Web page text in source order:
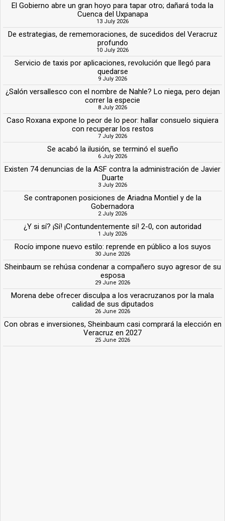
El Gobierno abre un gran hoyo para tapar otro; dañará toda la
Cuenca del Uxpanapa
13 July 2026
De estrategias, de rememoraciones, de sucedidos del Veracruz
profundo
10 July 2026
Servicio de taxis por aplicaciones, revolución que llegó para
quedarse
9 July 2026
¿Salón versallesco con el nombre de Nahle? Lo niega, pero dejan
correr la especie
8 July 2026
Caso Roxana expone lo peor de lo peor: hallar consuelo siquiera
con recuperar los restos
7 July 2026
Se acabó la ilusión, se terminó el sueño
6 July 2026
Existen 74 denuncias de la ASF contra la administración de Javier
Duarte
3 July 2026
Se contraponen posiciones de Ariadna Montiel y de la
Gobernadora
2 July 2026
¿Y si sí? ¡Sí! ¡Contundentemente sí! 2-0, con autoridad
1 July 2026
Rocío impone nuevo estilo: reprende en público a los suyos
30 June 2026
Sheinbaum se rehúsa condenar a compañero suyo agresor de su
esposa
29 June 2026
Morena debe ofrecer disculpa a los veracruzanos por la mala
calidad de sus diputados
26 June 2026
Con obras e inversiones, Sheinbaum casi comprará la elección en
Veracruz en 2027
25 June 2026